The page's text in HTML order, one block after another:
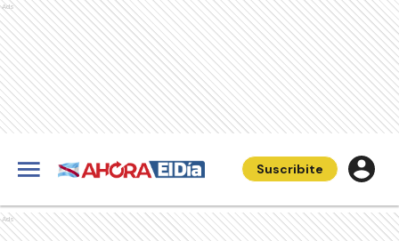
Ads
Suscribite
Ads